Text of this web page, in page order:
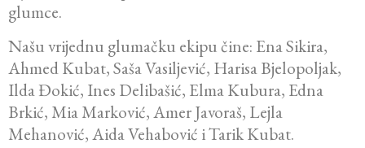
glumce.
Našu vrijednu glumačku ekipu čine: Ena Sikira,
Ahmed Kubat, Saša Vasiljević, Harisa Bjelopoljak,
Ilda Đokić, Ines Delibašić, Elma Kubura, Edna
Brkić, Mia Marković, Amer Javoraš, Lejla
Mehanović, Aida Vehabović i Tarik Kubat.